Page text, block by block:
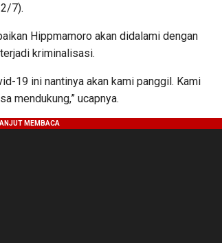
7).
Hippmamoro akan didalami dengan
kriminalisasi.
19 ini nantinya akan kami panggil. Kami
mendukung,” ucapnya.